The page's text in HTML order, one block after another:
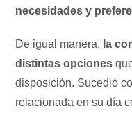
necesidades y
De igual manera, la
distintas opciones
disposición. Sucedió
relacionada en su día